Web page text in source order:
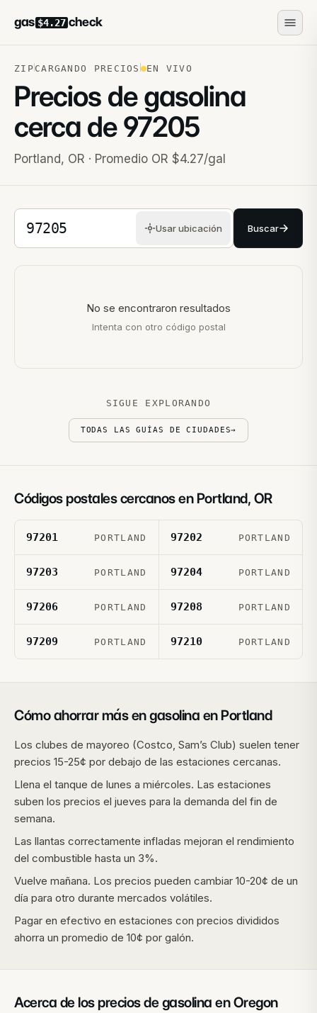
gas $4.27 check
ZIP CARGANDO PRECIOS EN VIVO
Precios de gasolina
cerca de97205
Portland, OR · Promedio OR $4.27/gal
Código postal de 5 dígitos
Usar ubicación Buscar
Estaciones cercanas
No se encontraron resultados
Intenta con otro código postal
SIGUE EXPLORANDO
TODAS LAS GUÍAS DE CIUDADES→
Códigos postales cercanos en Portland, OR
97201 PORTLAND 97202 PORTLAND
97203 PORTLAND 97204 PORTLAND
97206 PORTLAND 97208 PORTLAND
97209 PORTLAND 97210 PORTLAND
Cómo ahorrar más en gasolina en Portland
Los clubes de mayoreo (Costco, Sam’s Club) suelen tener
precios 15-25¢ por debajo de las estaciones cercanas.
Llena el tanque de lunes a miércoles. Las estaciones
suben los precios el jueves para la demanda del fin de
semana.
Las llantas correctamente infladas mejoran el rendimiento
del combustible hasta un 3%.
Vuelve mañana. Los precios pueden cambiar 10-20¢ de un
día para otro durante mercados volátiles.
Pagar en efectivo en estaciones con precios divididos
ahorra un promedio de 10¢ por galón.
Acerca de los precios de gasolina en Oregon